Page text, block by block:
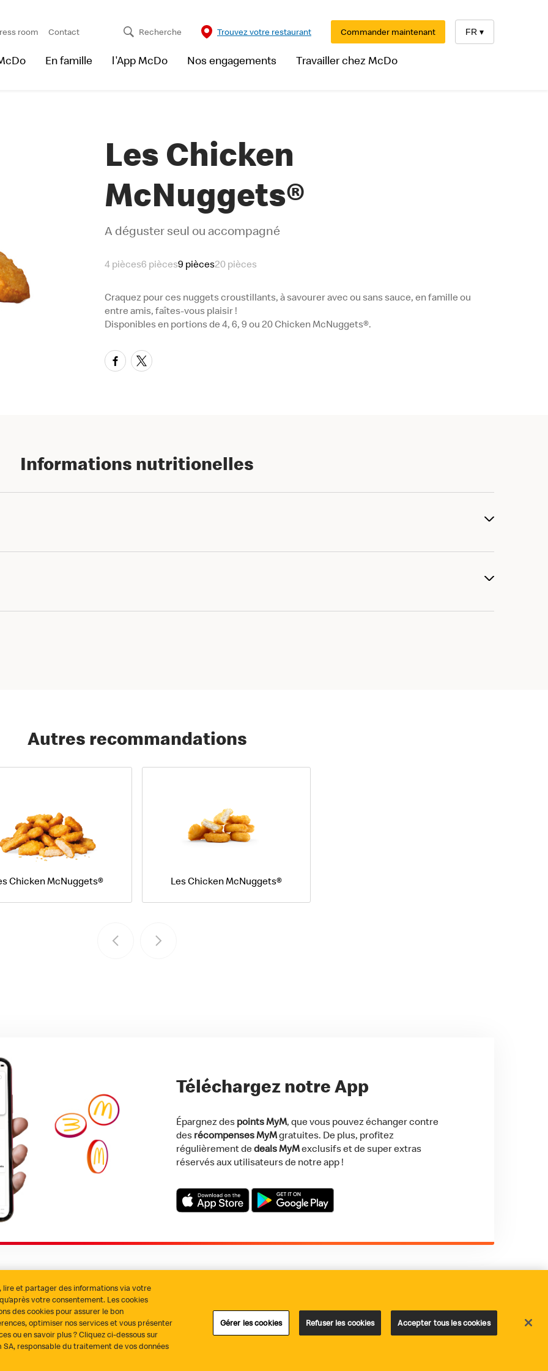
En famille l'App McDo Nos engagements Travailler chez McDo
FR ▾
Commander maintenant
Trouvez votre restaurant
Recherche
room Contact
Les Chicken
McNuggets®
A déguster seul ou accompagné
4 pièces6 pièces9 pièces20 pièces
Craquez pour ces nuggets croustillants, à savourer avec ou sans sauce, en famille ou
entre amis, faîtes-vous plaisir !
Disponibles en portions de 4, 6, 9 ou 20 Chicken McNuggets®.
Informations nutritionelles
Autres recommandations
Chicken McNuggets® Les Chicken McNuggets®
Téléchargez notre App
Épargnez des points MyM, que vous pouvez échanger contre
des récompenses MyMgratuites. De plus, profitez
régulièrement dedeals MyMexclusifs et de super extras
réservés aux utilisateurs de notre app !
Download on the App StoreGet it on Google Play
Politique des cookies Gestion des cookies
lire et partager des informations via votre
votre consentement. Les cookies
des cookies pour assurer le bon
optimiser nos services et vous présenter
ou en savoir plus ? Cliquez ci-dessous sur
SA, responsable du traitement de vos données
Gérer les cookies Refuser les cookies Accepter tous les cookies